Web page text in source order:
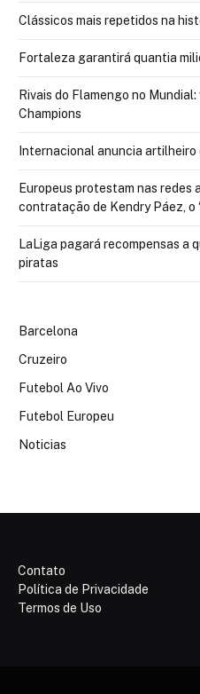
Clássicos mais repetidos na
Fortaleza garantirá quantia
Rivais do Flamengo no
Champions
Internacional anuncia
Europeus protestam nas redes
contratação de Kendry Páez, o
LaLiga pagará recompensas a
piratas
Barcelona
Cruzeiro
Futebol Ao Vivo
Futebol Europeu
Noticias
Contato
Política de Privacidade
Termos de Uso